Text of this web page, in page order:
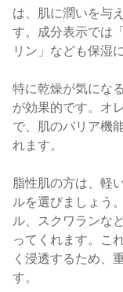
は、肌に潤いを与
す。成分表示では
リン」なども保湿
特に乾燥が気にな
が効果的です。オ
で、肌のバリア機
れます。
脂性肌の方は、軽
ルを選びましょう
ル、スクワランな
ってくれます。こ
く浸透するため、
す。